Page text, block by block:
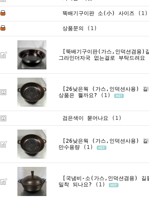
뚝배기구이판 소(小) 사이즈 (1)
상품문의 (1)
[뚝배기구이판(가스,인덕션겸용)
그라인더자국 없는걸로 부탁드려요
[26낮은웍 (가스,인덕션사용) 길
상품은 뭘까요?
(1)
검은색이 묻어나요 (1)
[26낮은웍 (가스,인덕션사용) 길
만수용량
(1)
[국냄비-소(가스,인덕션겸용) 길
밀착 되나요?
(1)